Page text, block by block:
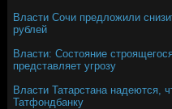
Власти Сочи предложили
рублей
Власти: Состояние
представляет угрозу
Власти Татарстана надеются,
Татфондбанку